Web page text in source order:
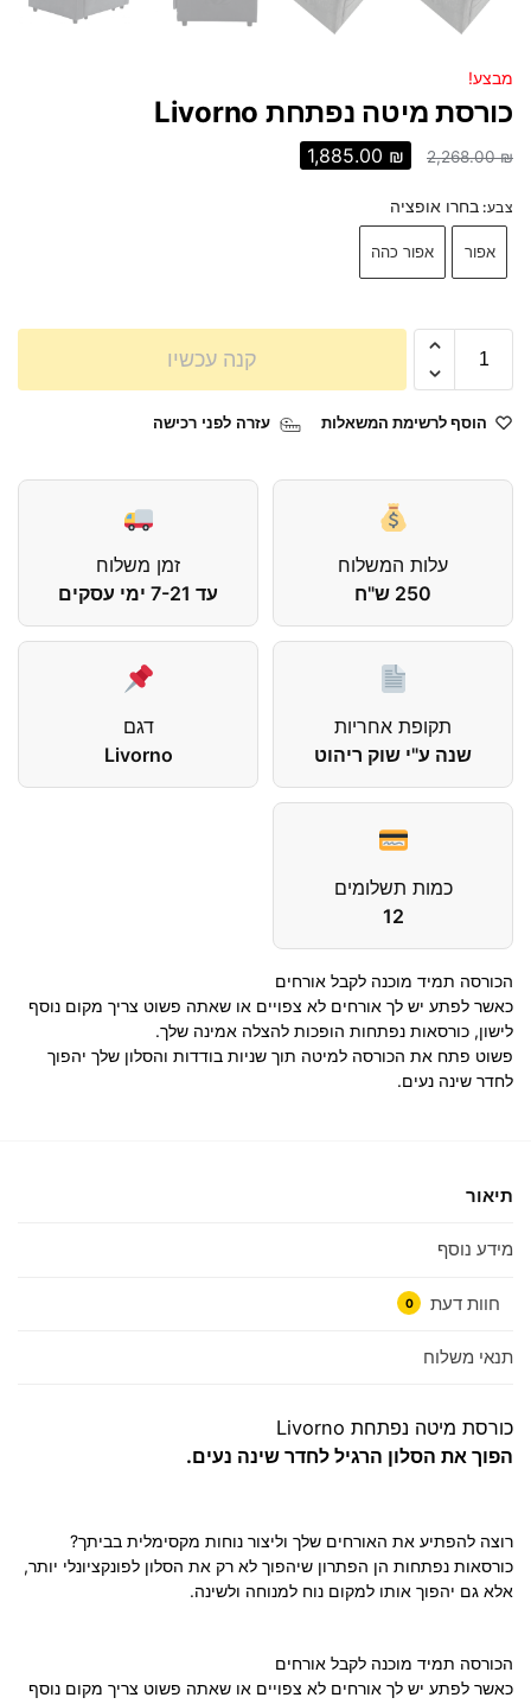
מבצע!
כורסת מיטה נפתחת Livorno
2,268.00₪
1,885.00 ₪
צבע: בחרו אופציה
אפור אפור כהה
קנה עכשיו
הוסף לרשימת המשאלות עזרה לפני רכישה
עלות המשלוח
250 ש"ח
זמן משלוח
עד 7-21 ימי עסקים
תקופת אחריות
שנה ע"י שוק ריהוט
דגם
Livorno
כמות תשלומים
12
הכורסה תמיד מוכנה לקבל אורחים
כאשר לפתע יש לך אורחים לא צפויים או שאתה פשוט צריך מקום נוסף
לישון, כורסאות נפתחות הופכות להצלה אמינה שלך.
פשוט פתח את הכורסה למיטה תוך שניות בודדות והסלון שלך יהפוך
לחדר שינה נעים.
תיאור
מידע נוסף
חוות דעת 0
תנאי משלוח
כורסת מיטה נפתחת Livorno
הפוך את הסלון הרגיל לחדר שינה נעים.
רוצה להפתיע את האורחים שלך וליצור נוחות מקסימלית בביתך?
כורסאות נפתחות הן הפתרון שיהפוך לא רק את הסלון לפונקציונלי יותר,
אלא גם יהפוך אותו למקום נוח למנוחה ולשינה.
הכורסה תמיד מוכנה לקבל אורחים
כאשר לפתע יש לך אורחים לא צפויים או שאתה פשוט צריך מקום נוסף